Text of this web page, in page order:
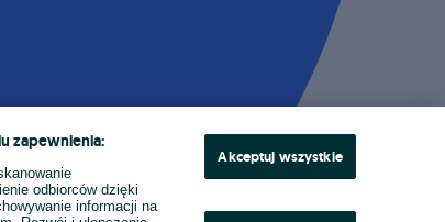
zapewnienia:
odbiorców dzięki
informacji na
Akceptuj wszystkie